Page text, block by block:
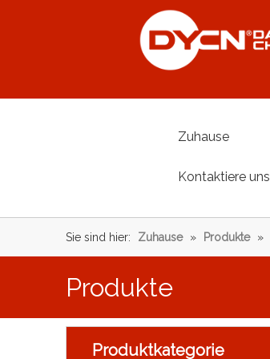
Zuhause
Kontaktiere uns
Sie sind hier: Zuhause » Produkte »
Produkte
Produktkategorie